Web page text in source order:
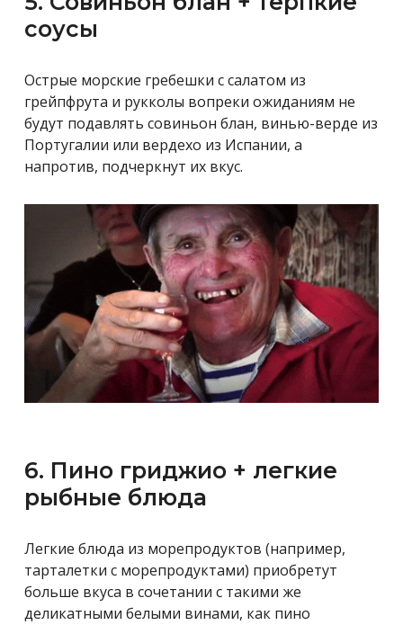
соусы
Острые морские гребешки с салатом из
грейпфрута и рукколы вопреки ожиданиям не
будут подавлять совиньон блан, винью-верде из
Португалии или вердехо из Испании, а
напротив, подчеркнут их вкус.
6. Пино гриджио + легкие
рыбные блюда
Легкие блюда из морепродуктов (например,
тарталетки с морепродуктами) приобретут
больше вкуса в сочетании с такими же
деликатными белыми винами, как пино